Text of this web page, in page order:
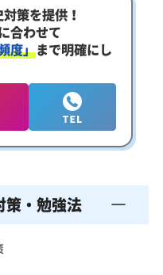
策を提供！
合わせて
度」まで明確にし
策・勉強法